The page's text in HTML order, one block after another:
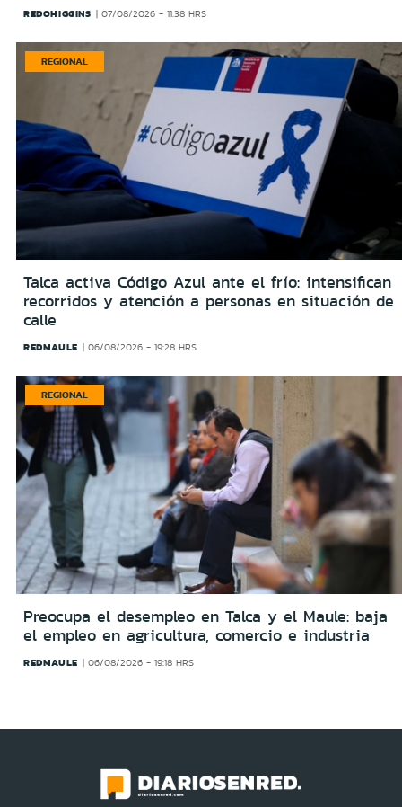
REDOHIGGINS 07/08/2026 - 11:38 HRS
REGIONAL
Talca activa Código Azul ante el frío: intensifican
recorridos y atención a personas en situación de
calle
REDMAULE 06/08/2026 - 19:28 HRS
REGIONAL
Preocupa el desempleo en Talca y el Maule: baja
el empleo en agricultura, comercio e industria
REDMAULE 06/08/2026 - 19:18 HRS